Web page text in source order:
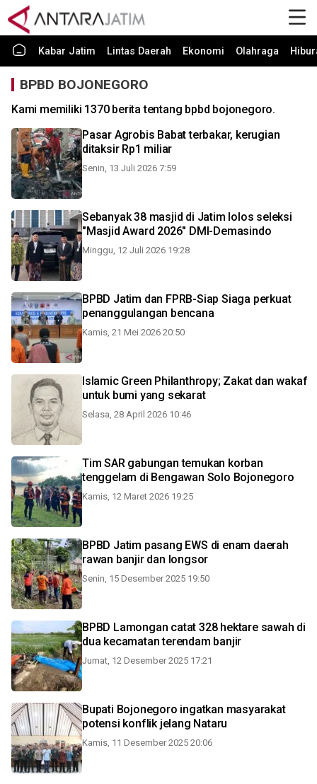
Kabar Jatim Lintas Daerah Ekonomi Olahraga
BPBD BOJONEGORO
Kami memiliki 1370 berita tentang bpbd bojonegoro.
Pasar Agrobis Babat terbakar, kerugian
ditaksir Rp1 miliar
Senin, 13 Juli 2026 7:59
Sebanyak 38 masjid di Jatim lolos seleksi
"Masjid Award 2026" DMI-Demasindo
Minggu, 12 Juli 2026 19:28
BPBD Jatim dan FPRB-Siap Siaga perkuat
penanggulangan bencana
Kamis, 21 Mei 2026 20:50
Islamic Green Philanthropy; Zakat dan wakaf
untuk bumi yang sekarat
Selasa, 28 April 2026 10:46
Tim SAR gabungan temukan korban
tenggelam di Bengawan Solo Bojonegoro
Kamis, 12 Maret 2026 19:25
BPBD Jatim pasang EWS di enam daerah
rawan banjir dan longsor
Senin, 15 Desember 2025 19:50
BPBD Lamongan catat 328 hektare sawah di
dua kecamatan terendam banjir
Jumat, 12 Desember 2025 17:21
Bupati Bojonegoro ingatkan masyarakat
potensi konflik jelang Nataru
Kamis, 11 Desember 2025 20:06